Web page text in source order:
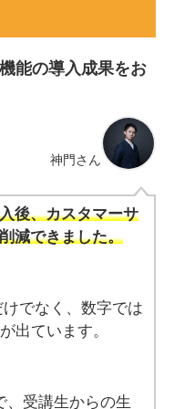
能の導入成果をお
神門さん
後、カスタマーサ
減できました。
でなく、数字では
出ています。
、受講生からの生